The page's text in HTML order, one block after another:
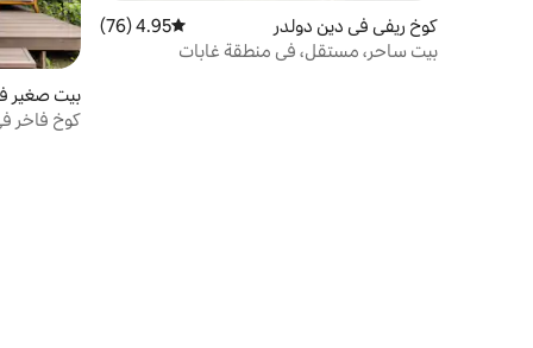
كوخ ريفي في دين دولدر متوسط التقييم 4.95 من 5، 76 مراجعات
4.95 (76)
بيت ساحر، مستقل، في منطقة غابات
بيت صغير
كوخ فاخر